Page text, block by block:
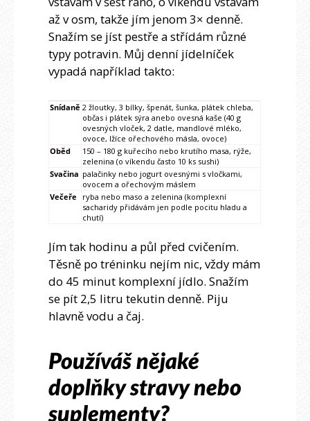
až v osm, takže jím jenom 3× denně.
Snažím se jíst pestře a střídám různé
typy potravin. Můj denní jídelníček
vypadá například takto:
Snídaně 2 žloutky, 3 bílky, špenát, šunka, plátek chleba,
občas i plátek sýra anebo ovesná kaše (40 g
ovesných vloček, 2 datle, mandlové mléko,
ovoce, lžíce ořechového másla, ovoce)
Oběd
150 – 180 g kuřecího nebo krutího masa, rýže,
zelenina (o víkendu často 10 ks sushi)
Svačina palačinky nebo jogurt ovesnými s vločkami,
ovocem a ořechovým máslem
Večeře
ryba nebo maso a zelenina (komplexní
sacharidy přidávám jen podle pocitu hladu a
chutí)
Jím tak hodinu a půl před cvičením.
Těsně po tréninku nejím nic, vždy mám
do 45 minut komplexní jídlo. Snažím
se pít 2,5 litru tekutin denně. Piju
hlavně vodu a čaj.
Používáš nějaké
doplňky stravy nebo
suplementy?